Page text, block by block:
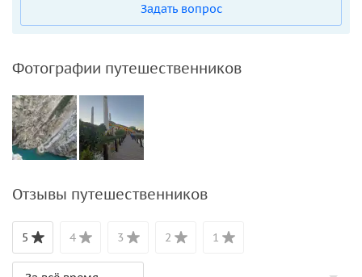
Задать вопрос
Фотографии путешественников
Отзывы путешественников
5 4 3 2 1